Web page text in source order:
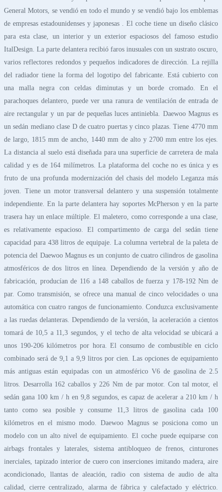
General Motors, se vendió en todo el mundo y se vendió bajo los emblemas
de empresas estadounidenses y japonesas . El coche tiene un diseño clásico
para esta clase, un interior y un exterior espaciosos del famoso estudio
ItalDesign. La parte delantera recibió faros inusuales con un sustrato oscuro,
varios reflectores redondos y pequeños indicadores de dirección. La rejilla
del radiador tiene la forma del logotipo del fabricante. Está cubierto con
una malla negra con celdas diminutas y un borde cromado. En el
parachoques delantero, puede ver una ranura de ventilación de entrada de
aire rectangular y un par de pequeñas luces antiniebla. Daewoo Magnus es
un sedán mediano clase D de cuatro puertas y cinco plazas. Tiene 4770 mm
de largo, 1815 mm de ancho, 1440 mm de alto y 2700 mm entre los ejes.
La distancia al suelo está diseñada para una superficie de carretera de mala
calidad y es de 164 milímetros. La plataforma del coche no es única y es
fruto de una profunda modernización del chasis del modelo Leganza más
joven. Tiene un motor transversal delantero y una suspensión totalmente
independiente. En la parte delantera hay soportes McPherson y en la parte
trasera hay un enlace múltiple. El maletero, como corresponde a una clase,
es relativamente espacioso. El compartimento de carga del sedán tiene
capacidad para 438 litros de equipaje. La columna vertebral de la paleta de
potencia del Daewoo Magnus es un conjunto de cuatro cilindros de gasolina
atmosféricos de dos litros en línea. Dependiendo de la versión y año de
fabricación, producían de 116 a 148 caballos de fuerza y 178-192 Nm de
par. Como transmisión, se ofrece una manual de cinco velocidades o una
automática con cuatro rangos de funcionamiento. Conduzca exclusivamente
a las ruedas delanteras. Dependiendo de la versión, la aceleración a cientos
tomará de 10,5 a 11,3 segundos, y el techo de alta velocidad se ubicará a
unos 190-206 kilómetros por hora. El consumo de combustible en ciclo
combinado será de 9,1 a 9,9 litros por cien. Las opciones de equipamiento
más antiguas están equipadas con un atmosférico V6 de gasolina de 2.5
litros. Desarrolla 162 caballos y 226 Nm de par motor. Con tal motor, el
sedán gana 100 km / h en 9,8 segundos, es capaz de acelerar a 210 km / h
tanto como sea posible y consume 11,3 litros de gasolina cada 100
kilómetros en el mismo modo. Daewoo Magnus se posiciona como un
modelo con un alto nivel de equipamiento. El coche puede equiparse con
airbags frontales y laterales, sistema antibloqueo de frenos, cinturones
inerciales, tapizado interior de cuero con inserciones imitando madera, aire
acondicionado, llantas de aleación, radio con sistema de audio de alta
calidad, cierre centralizado, alarma de fábrica y calefactado y eléctrico.